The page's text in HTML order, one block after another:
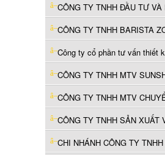
CÔNG TY TNHH BARISTA
CÔNG TY TNHH MTV